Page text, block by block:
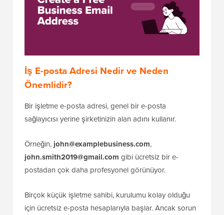
İş E-posta Adresi Nedir ve Neden
Önemlidir?
Bir işletme e-posta adresi, genel bir e-posta
sağlayıcısı yerine şirketinizin alan adını kullanır.
Örneğin,john@examplebusiness.com,
john.smith2019@gmail.com gibi ücretsiz bir e-
postadan çok daha profesyonel görünüyor.
Birçok küçük işletme sahibi, kurulumu kolay olduğu
için ücretsiz e-posta hesaplarıyla başlar. Ancak sorun